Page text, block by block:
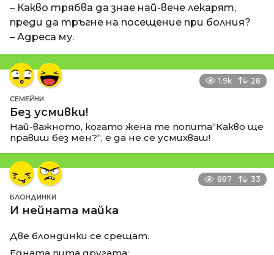
– Какво трябва да знае най-вече лекарят,
преди да тръгне на посещение при болния?
– Адреса му.
1.9k 28
СЕМЕЙНИ
Без усмивки!
Най-важното, когато жена те попита“Какво ще
правиш без мен?“, е да не се усмихваш!
887 33
БЛОНДИНКИ
И нейната майка
Две блондинки се срещат.